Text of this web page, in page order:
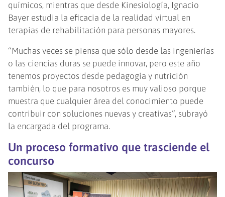
químicos, mientras que desde Kinesiología, Ignacio
Bayer estudia la eficacia de la realidad virtual en
terapias de rehabilitación para personas mayores.
“Muchas veces se piensa que sólo desde las ingenierías
o las ciencias duras se puede innovar, pero este año
tenemos proyectos desde pedagogía y nutrición
también, lo que para nosotros es muy valioso porque
muestra que cualquier área del conocimiento puede
contribuir con soluciones nuevas y creativas”, subrayó
la encargada del programa.
Un proceso formativo que trasciende el
concurso